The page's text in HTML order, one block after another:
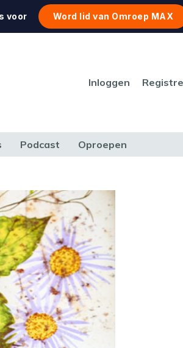
voor Word lid van Omroep MAX
Inloggen
Podcast Oproepen